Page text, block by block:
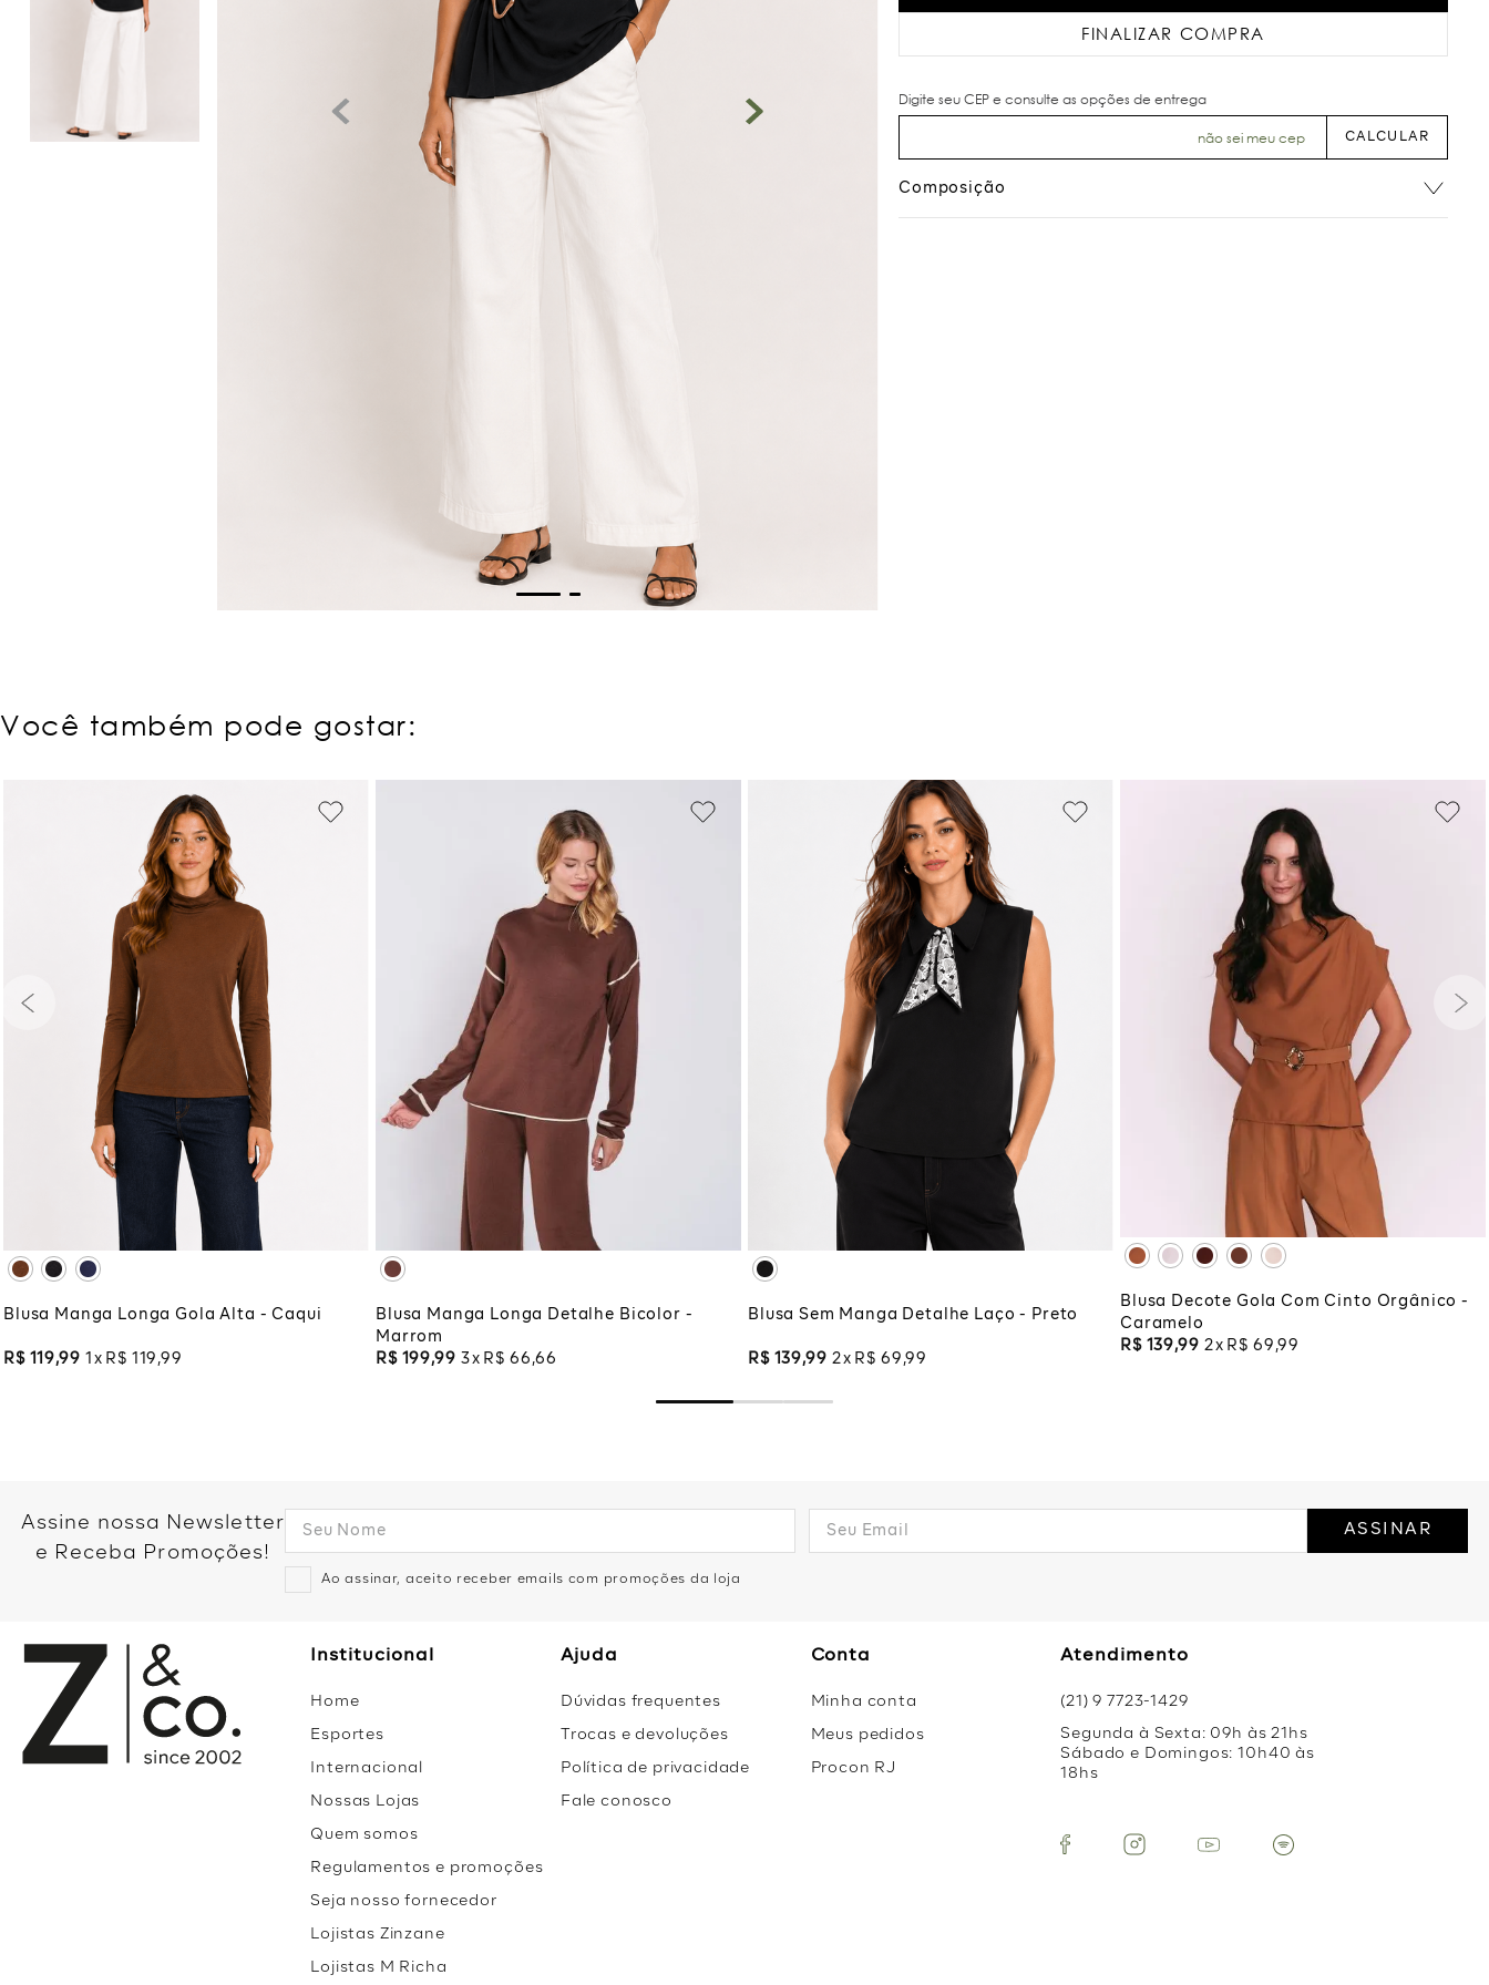
FINALIZAR COMPRA
não sei meu cep
Composição
Você também pode gostar:
G
M
P
XGG
ADICIONAR À SACOLA
Blusa Manga Longa Gola Alta - Caqui
R$ 119,99 1 R$ 119 ,99
G
M
PP
XGG
ADICIONAR À SACOLA
Blusa Manga Longa Detalhe Bicolor -
Marrom
R$ 199,99 3 R$ 66 ,66
P
XGG
ADICIONAR À SACOLA
Blusa Sem Manga Detalhe Laço - Preto
R$ 139,99 2 R$ 69 ,99
G
XGG
ADICIONAR À SACOLA
Blusa Decote Gola Com Cinto Orgânico -
Caramelo
R$ 139,99 2 R$ 69 ,99
Assine nossa Newsletter
e Receba Promoções!
Ao assinar, aceito receber emails com promoções da loja
ASSINAR
Institucional
Home
Esportes
Internacional
Nossas Lojas
Quem somos
Regulamentos e promoções
Seja nosso fornecedor
Lojistas Zinzane
Lojistas M Richa
Ajuda
Dúvidas frequentes
Trocas e devoluções
Política de privacidade
Fale conosco
Conta
Minha conta
Meus pedidos
Procon RJ
Atendimento
(21) 9 7723-1429
Segunda à Sexta: 09h às 21hs
Sábado e Domingos: 10h40 às
18hs